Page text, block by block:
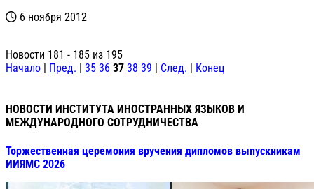
6 ноября 2012
Новости 181 - 185 из 195
Начало | Пред. | 35 36 37 38 39 | След. | Конец
НОВОСТИ ИНСТИТУТА ИНОСТРАННЫХ ЯЗЫКОВ И
МЕЖДУНАРОДНОГО СОТРУДНИЧЕСТВА
Торжественная церемония вручения дипломов выпускникам
ИИЯМС 2026